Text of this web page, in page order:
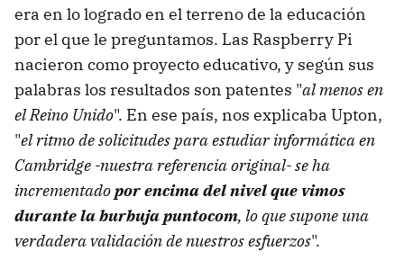
era en lo logrado en el terreno de la educación
por el que le preguntamos. Las Raspberry Pi
nacieron como proyecto educativo, y según sus
palabras los resultados son patentes "al menos en
el Reino Unido". En ese país, nos explicaba Upton,
"el ritmo de solicitudes para estudiar informática en
Cambridge -nuestra referencia original- se ha
incrementadopor encima del nivel que vimos
durante la burbuja puntocom, lo que supone una
verdadera validación de nuestros esfuerzos".